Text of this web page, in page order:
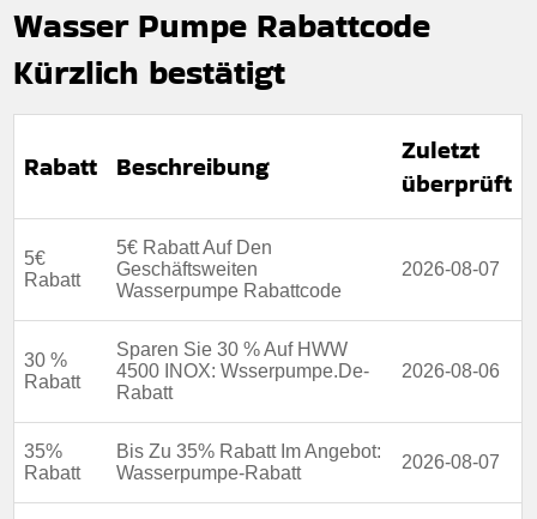
Wasser Pumpe Rabattcode
Kürzlich bestätigt
Rabatt Beschreibung
Zuletzt
überprüft
5€
Rabatt
5€ Rabatt Auf Den
Geschäftsweiten
Wasserpumpe Rabattcode
2026-08-07
30 %
Rabatt
Sparen Sie 30 % Auf HWW
4500 INOX: Wsserpumpe.De-
Rabatt
2026-08-06
35%
Rabatt
Bis Zu 35% Rabatt Im Angebot:
Wasserpumpe-Rabatt
2026-08-07